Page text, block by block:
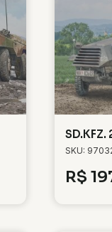
SD.KFZ.
SKU:
R$